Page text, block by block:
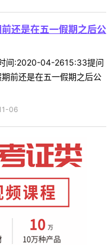
还是在五一假期之后公
间:2020-04-2615:33提问
前还是在五一假期之后公
06